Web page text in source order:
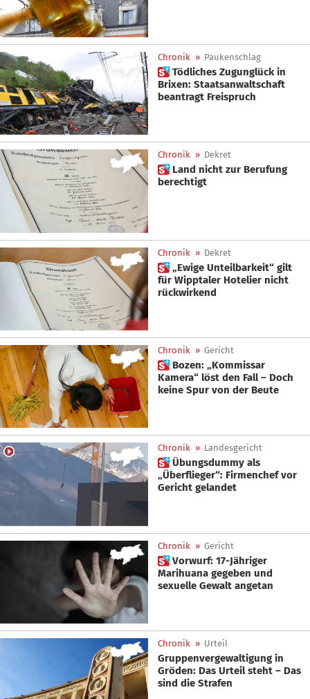
Chronik » Paukenschlag
 Tödliches Zugunglück in
Brixen: Staatsanwaltschaft
beantragt Freispruch
Chronik » Dekret
 Land nicht zur Berufung
berechtigt
Chronik » Dekret
 „Ewige Unteilbarkeit“ gilt
für Wipptaler Hotelier nicht
rückwirkend
Chronik » Gericht
 Bozen: „Kommissar
Kamera“ löst den Fall – Doch
keine Spur von der Beute
Chronik » Landesgericht
 Übungsdummy als
„Überflieger“: Firmenchef vor
Gericht gelandet
Chronik » Gericht
 Vorwurf: 17-Jähriger
Marihuana gegeben und
sexuelle Gewalt angetan
Chronik » Urteil
Gruppenvergewaltigung in
Gröden: Das Urteil steht – Das
sind die Strafen